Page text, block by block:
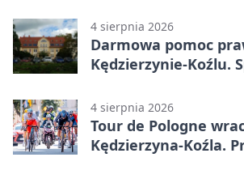
4 sierpnia 2026
Darmowa pomoc
Kędzierzynie-Koźlu.
4 sierpnia 2026
Tour de Pologne
Kędzierzyna-Koźla.